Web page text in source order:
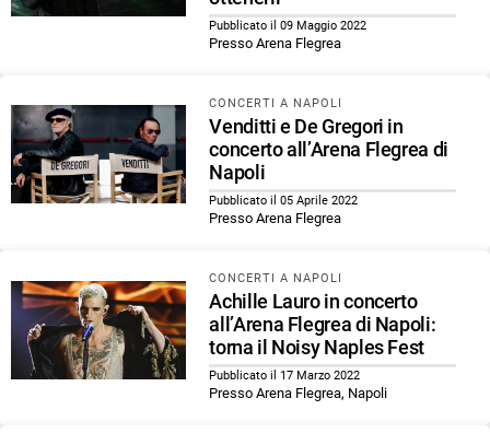
Pubblicato il 09 Maggio 2022
Presso Arena Flegrea
CONCERTI A NAPOLI
Venditti e De Gregori in
concerto all’Arena Flegrea di
Napoli
Pubblicato il 05 Aprile 2022
Presso Arena Flegrea
CONCERTI A NAPOLI
Achille Lauro in concerto
all’Arena Flegrea di Napoli:
torna il Noisy Naples Fest
Pubblicato il 17 Marzo 2022
Presso Arena Flegrea, Napoli